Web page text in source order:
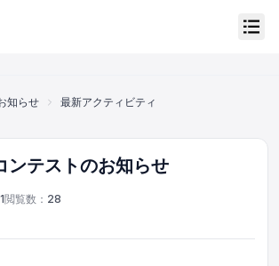
知らせ 最新アクティビティ
ンテストのお知らせ
閲覧数： 28